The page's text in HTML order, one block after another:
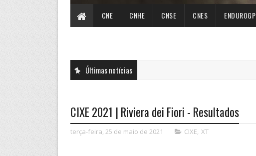
CNE CNHE CNSE CNES ENDUROGP
Últimas notícias
CIXE 2021 | Riviera dei Fiori - Resultados
terça-feira, 25 de maio de 2021 CIXE, XT